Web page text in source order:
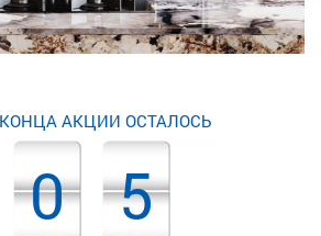
АКЦИИ ОСТАЛОСЬ
0 5